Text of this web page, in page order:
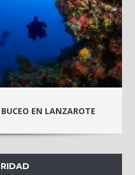
EN LANZAROTE